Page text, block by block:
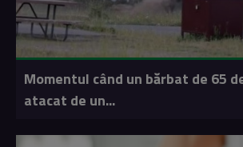
Momentul când un bărbat de 65
atacat de un...